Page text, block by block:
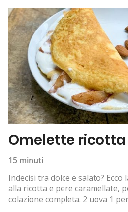
Omelette ricotta
15 minuti
Indecisi tra dolce e salato? Ecco
alla ricotta e pere caramellate,
colazione completa. 2 uova 1